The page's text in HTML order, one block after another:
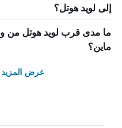
إلى لويد هوتل؟
ما مدى قرب لويد هوتل من
ماين؟
عرض المزيد